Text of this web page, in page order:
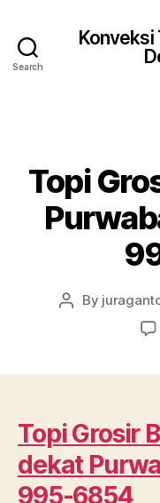
Search
Konveksi
Topi
Post
By
Topi Grosir
dekat
995-6854